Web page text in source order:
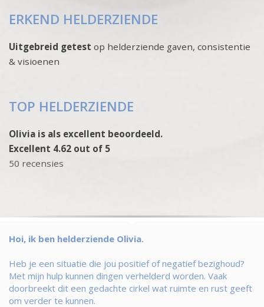
ERKEND HELDERZIENDE
Uitgebreid getest op helderziende gaven, consistentie
& visioenen
TOP HELDERZIENDE
Olivia is als excellent beoordeeld.
Excellent 4.62 out of 5
50 recensies
Hoi, ik ben helderziende Olivia.
Heb je een situatie die jou positief of negatief bezighoud?
Met mijn hulp kunnen dingen verhelderd worden. Vaak
doorbreekt dit een gedachte cirkel wat ruimte en rust geeft
om verder te kunnen.